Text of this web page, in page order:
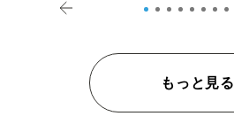
もっと見る